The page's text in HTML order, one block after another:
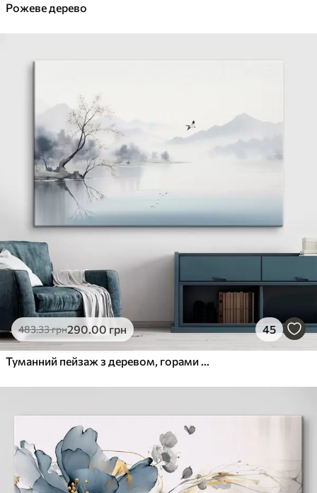
Рожеве дерево
483.33грн290.00 грн 45
Туманний пейзаж з деревом, горами та птахами